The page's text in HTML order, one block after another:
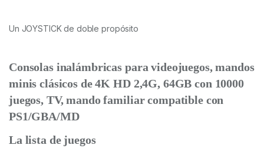
Un JOYSTICK de doble propósito
Consolas inalámbricas para videojuegos, mandos
minis clásicos de 4K HD 2,4G, 64GB con 10000
juegos, TV, mando familiar compatible con
PS1/GBA/MD
La lista de juegos